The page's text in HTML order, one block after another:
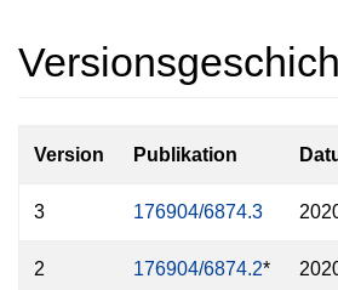
Version Publikation
3 176904/6874.3
2 176904/6874.2*